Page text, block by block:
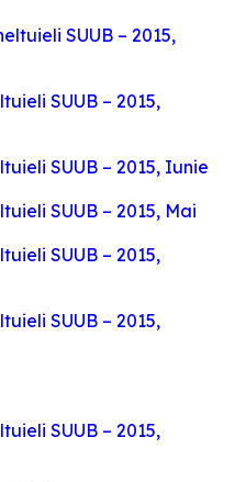
SUUB – 2015,
SUUB – 2015,
SUUB – 2015, Iunie
SUUB – 2015, Mai
SUUB – 2015,
SUUB – 2015,
SUUB – 2015,